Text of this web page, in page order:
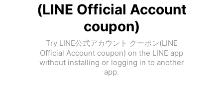
(LINE Official Account
coupon)
Try LINE公式アカウント クーポン(LINE
Official Account coupon) on the LINE app
without installing or logging in to another
app.